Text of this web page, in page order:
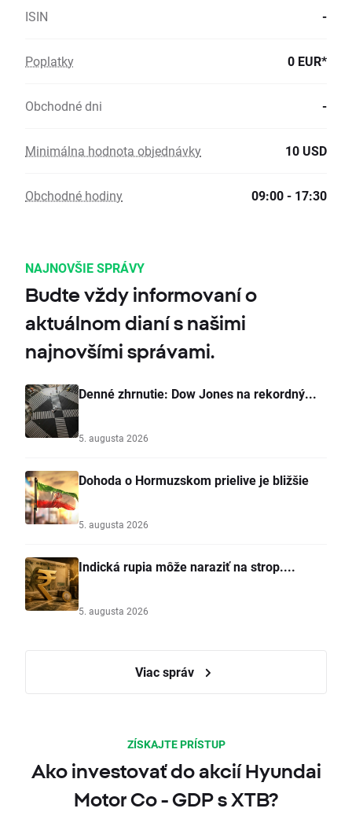
ISIN -
Poplatky 0 EUR*
Obchodné dni -
Minimálna hodnota objednávky 10 USD
Obchodné hodiny 09:00 - 17:30
NAJNOVŠIE SPRÁVY
Budte vždy informovaní o
aktuálnom dianí s našimi
najnovšími správami.
Denné zhrnutie: Dow Jones na rekordný...
5. augusta 2026
Dohoda o Hormuzskom prielive je bližšie
5. augusta 2026
Indická rupia môže naraziť na strop....
5. augusta 2026
Viac správ
ZÍSKAJTE PRÍSTUP
Ako investovať do akcií Hyundai
Motor Co - GDP s XTB?